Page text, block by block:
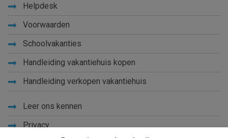
Helpdesk
Voorwaarden
Schoolvakanties
Handleiding vakantiehuis kopen
Handleiding verkopen vakantiehuis
Leer ons kennen
Privacy